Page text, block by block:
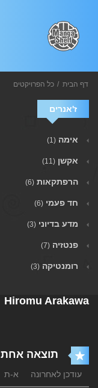
דף הבית כל הפרויקטים
ז'אנרים
אימה (1)
אקשן (11)
הרפתקאות (6)
חד פעמי (6)
מדע בדיוני (3)
פנטזיה (7)
רומנטיקה (3)
Hiromu Arakawa
תוצאה אחת
עודכן לאחרונה א-ת